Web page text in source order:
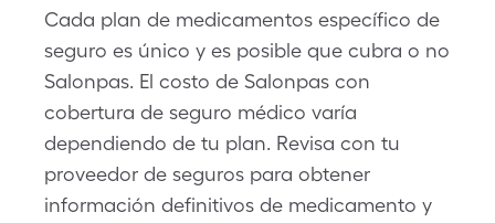
Cada plan de medicamentos específico de
seguro es único y es posible que cubra o no
Salonpas. El costo de Salonpas con
cobertura de seguro médico varía
dependiendo de tu plan. Revisa con tu
proveedor de seguros para obtener
información definitivos de medicamento y